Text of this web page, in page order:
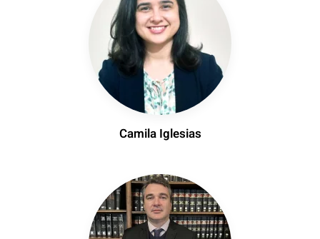
Camila Iglesias